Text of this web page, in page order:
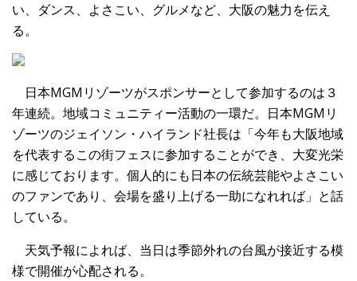
い、 ダンス、よさこい、グルメなど、大阪の魅力を伝え
る。
日本MGMリゾーツがスポンサーとして参加するのは３
年連続。地域コミュニティー活動の一環だ。日本MGMリ
ゾーツのジェイソン ・ハイランド社長は「今年も大阪地域
を代表するこの街フェスに参加することができ、大変光栄
に感じております。個人的にも日本の伝統芸能やよさこい
のファンであり、会場を盛り上げる一助になれれば」と話
している。
天気予報によれば、当日は季節外れの台風が接近する模
様で開催が心配される。